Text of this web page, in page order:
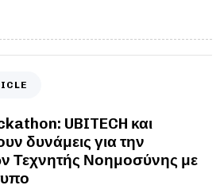
UBITECH και
δυνάμεις για την
Τεχνητής Νοημοσύνης με